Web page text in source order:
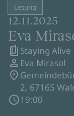
Lesung
12.11.2025
Eva
Staying Alive
Eva Mirasol
2, 67165
19:00